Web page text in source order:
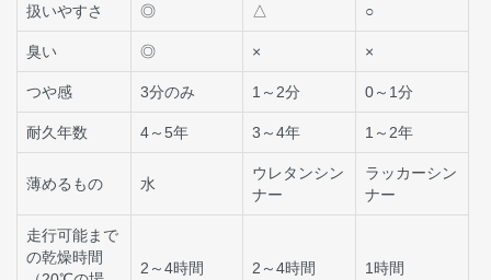
扱いやすさ ◎ △ ○
臭い ◎ × ×
つや感 3分のみ 1～2分 0～1分
耐久年数 4～5年 3～4年 1～2年
薄めるもの 水
ウレタンシン
ナー
ラッカーシン
ナー
走行可能まで
の乾燥時間
2～4時間 2～4時間 1時間